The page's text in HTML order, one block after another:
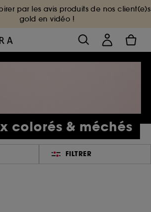
par les avis produits de nos client(e)s
gold en vidéo !
colorés & méchés
FILTRER